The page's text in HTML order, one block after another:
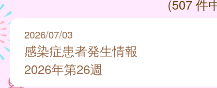
(507 件
2026/07/03
感染症患者発生情報
2026年第26週